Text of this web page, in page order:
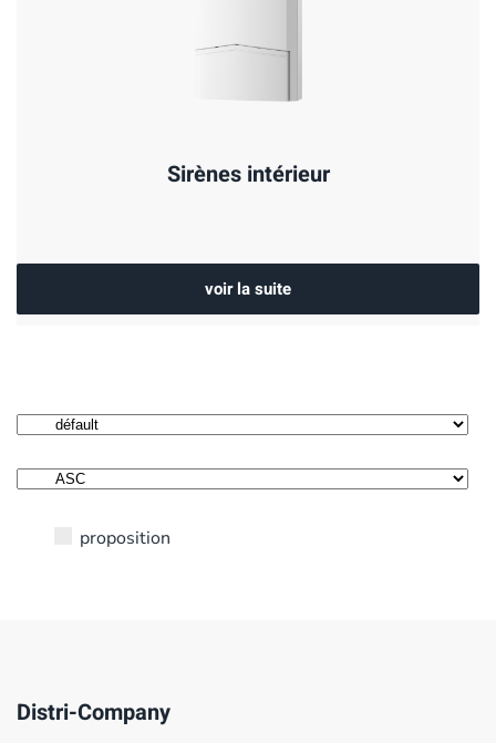
Sirènes intérieur
voir la suite
proposition
Distri-Company